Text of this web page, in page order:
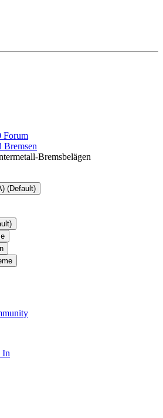
Forum
Bremsen
Bremsbelägen
(Default)
In